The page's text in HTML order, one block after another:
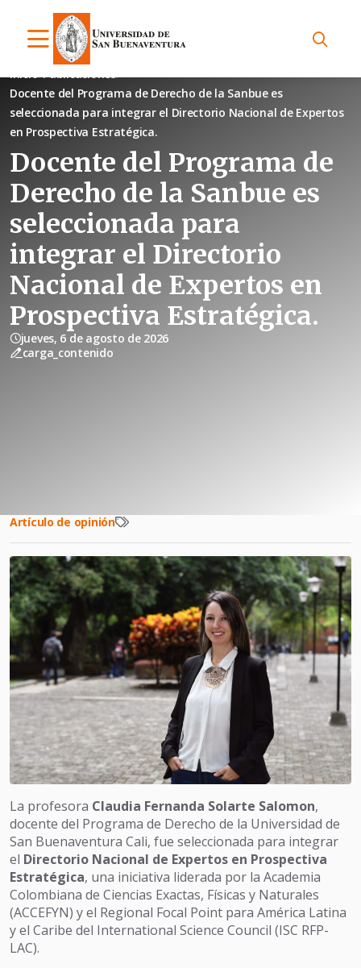
Inicio Publicaciones
Docente del Programa de Derecho de la Sanbue es
seleccionada para integrar el Directorio Nacional de Expertos
en Prospectiva Estratégica.
Docente del Programa de
Derecho de la Sanbue es
seleccionada para
integrar el Directorio
Nacional de Expertos en
Prospectiva Estratégica.
jueves, 6 de agosto de 2026
carga_contenido
Artículo de opinión
La profesora Claudia Fernanda Solarte Salomon,
docente del Programa de Derecho de la Universidad de
San Buenaventura Cali, fue seleccionada para integrar
el Directorio Nacional de Expertos en Prospectiva
Estratégica, una iniciativa liderada por la Academia
Colombiana de Ciencias Exactas, Físicas y Naturales
(ACCEFYN) y el Regional Focal Point para América Latina
y el Caribe del International Science Council (ISC RFP-
LAC).